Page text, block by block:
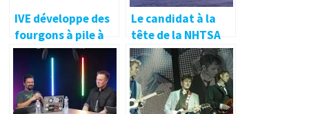
IVE développe des
fourgons à pile à
combustible d’une
autonomie de 900
kilomètres
Le candidat à la
tête de la NHTSA
enquêtant sur
Tesla sonne
l’alarme sur
l’augmentation